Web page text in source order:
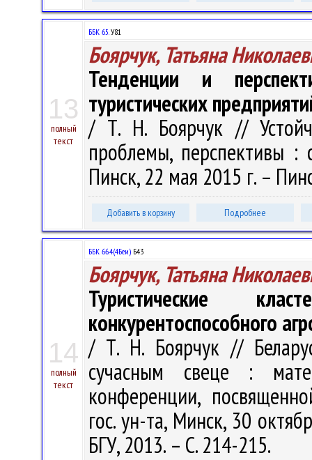
13
полный
текст
ББК 65.У81
Боярчук, Татьяна
Тенденции и
туристических
/ Т. Н. Боярчук //
проблемы, перспективы :
Пинск, 22 мая 2015 г. –
Добавить в корзину Подробнее
14
полный
текст
ББК 66.4(4Беи) Б43
Боярчук, Татьяна
Туристические
конкурентоспособного
/ Т. Н. Боярчук //
сучасным свеце :
конференции,
гос. ун-та, Минск, 30
БГУ, 2013. – С. 214-215.